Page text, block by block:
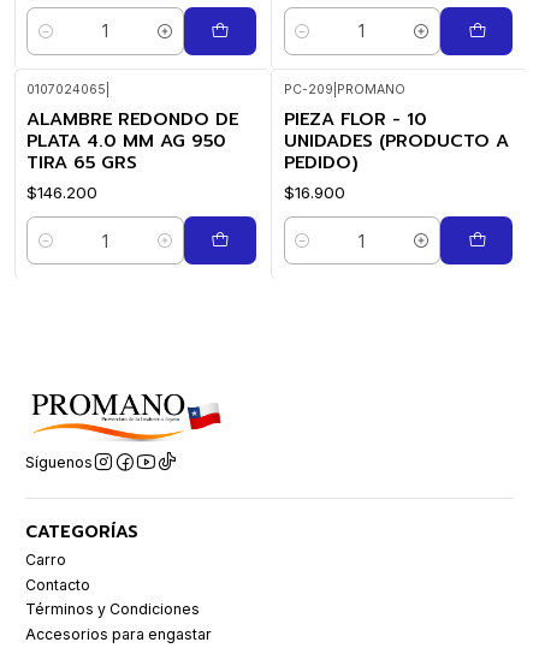
Cantidad Cantidad
0107024065
ALAMBRE REDONDO DE
PLATA 4.0 MM AG 950
TIRA 65 GRS
$146.200
Cantidad
PC-209 PROMANO
PIEZA FLOR - 10
UNIDADES (PRODUCTO A
PEDIDO)
$16.900
Cantidad
Síguenos
CATEGORÍAS
Carro
Contacto
Términos y Condiciones
Accesorios para engastar